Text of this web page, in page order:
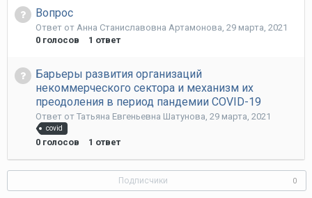
Вопрос
Ответ от Анна Станиславовна Артамонова 29 марта, 2021
0 голосов 1 ответ
Барьеры развития организаций
некоммерческого сектора и механизм их
преодоления в период пандемии COVID-19
Ответ от Татьяна Евгеньевна Шатунова, 29 марта, 2021
covid
0 голосов 1 ответ
Подписчики 0